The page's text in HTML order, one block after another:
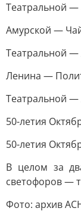
Театральной —
Амурской —
Театральной —
Ленина —
Театральной —
50-летия
50-летия
В целом за
светофоров —
Фото: архив